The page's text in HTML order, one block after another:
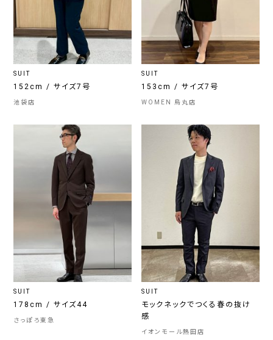
SUIT
152cm / サイズ7号
池袋店
SUIT
153cm / サイズ7号
WOMEN 烏丸店
SUIT
178cm / サイズ44
さっぽろ東急
SUIT
モックネックでつくる春の抜け
感
イオンモール熱田店